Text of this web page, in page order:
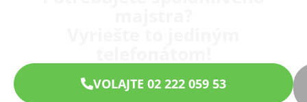
VOLAJTE 02 222 059 53